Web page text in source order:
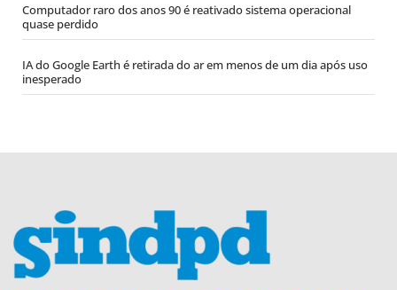
Computador raro dos anos 90 é reativado sistema operacional
quase perdido
IA do Google Earth é retirada do ar em menos de um dia após uso
inesperado